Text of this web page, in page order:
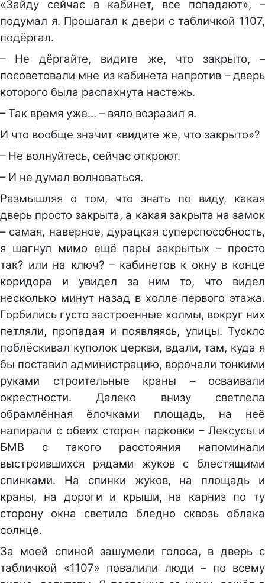
«Зайду сейчас в кабинет, все попадают», –
подумал я. Прошагал к двери с табличкой 1107,
подёргал.
– Не дёргайте, видите же, что закрыто, –
посоветовали мне из кабинета напротив – дверь
которого была распахнута настежь.
– Так время уже… – вяло возразил я.
И что вообще значит «видите же, что закрыто»?
– Не волнуйтесь, сейчас откроют.
– И не думал волноваться.
Размышляя о том, что знать по виду, какая
дверь просто закрыта, а какая закрыта на замок
– самая, наверное, дурацкая суперспособность,
я шагнул мимо ещё пары закрытых – просто
так? или на ключ? – кабинетов к окну в конце
коридора и увидел за ним то, что видел
несколько минут назад в холле первого этажа.
Горбились густо застроенные холмы, вокруг них
петляли, пропадая и появляясь, улицы. Тускло
поблёскивал куполок церкви, вдали, там, куда я
бы поставил администрацию, ворочали тонкими
руками строительные краны – осваивали
окрестности. Далеко внизу светлела
обрамлённая ёлочками площадь, на неё
напирали с обеих сторон парковки – Лексусы и
БМВ с такого расстояния напоминали
выстроившихся рядами жуков с блестящими
спинками. На спинки жуков, на площадь и
краны, на дороги и крыши, на карниз по ту
сторону окна светило бледно сквозь облака
солнце.
За моей спиной зашумели голоса, в дверь с
табличкой «1107» повалили люди – по всему